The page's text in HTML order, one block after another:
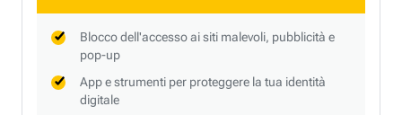
Blocco dell'accesso ai siti malevoli, pubblicità e
pop-up
App e strumenti per proteggere la tua identità
digitale